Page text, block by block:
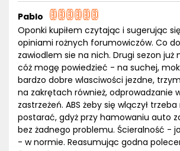
Pablo
Oponki kupiłem czytając i sugerując
opiniami rożnych forumowiczów. Co
zawiodlem sie na nich. Drugi sezon już
cóż mogę powiedzieć - na suchej,
bardzo dobre wlasciwości jezdne,
na zakrętach również, odprowadzanie
zastrzeżeń. ABS żeby się wlączył
postarać, gdyż przy hamowaniu auto
bez żadnego problemu. Ścieralność -
- w normie. Reasumując godna